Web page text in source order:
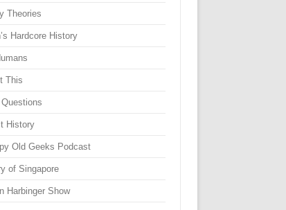
Theories
Hardcore History
This
History
Old Geeks Podcast
of Singapore
Harbinger Show